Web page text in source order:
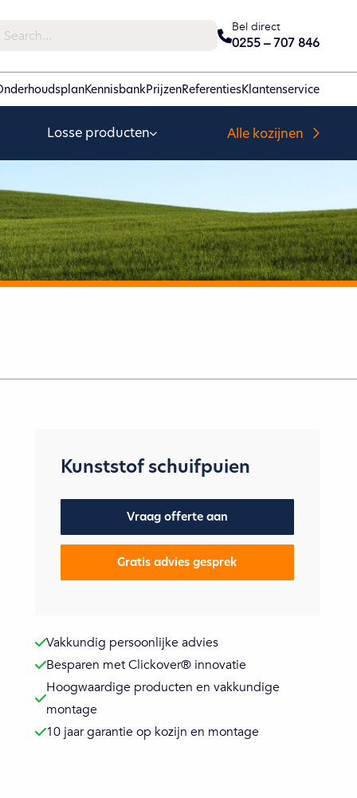
Bel direct
0255 – 707 846
KennisbankPrijzenReferentiesKlantenservice
Losse producten Alle kozijnen
Kunststof schuifpuien
Vraag offerte aan
Gratis advies gesprek
Vakkundig persoonlijke advies
Besparen met Clickover® innovatie
Hoogwaardige producten en vakkundige
montage
10 jaar garantie op kozijn en montage